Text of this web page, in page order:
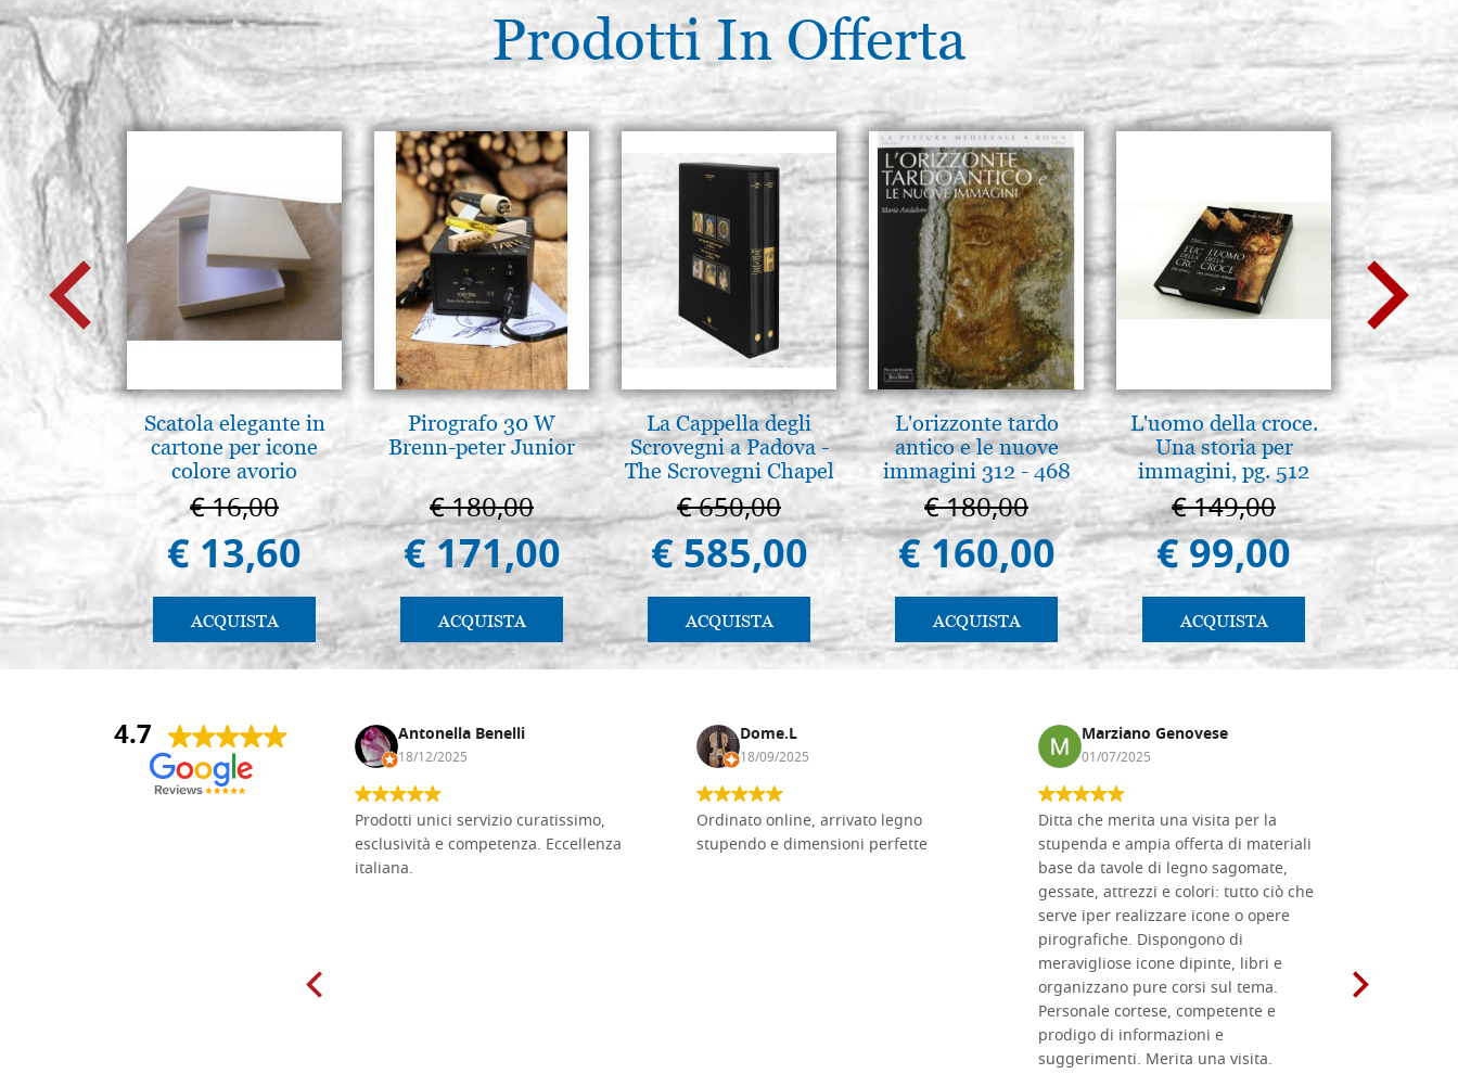
Prodotti In Offerta
Scatola elegante in
cartone per icone
colore avorio
€ 16,00
€ 13,60
ACQUISTA
Pirografo 30 W
Brenn-peter Junior
€ 180,00
€ 171,00
ACQUISTA
La Cappella degli
Scrovegni a Padova -
The Scrovegni Chapel
in Padua
€ 650,00
€ 585,00
ACQUISTA
L'orizzonte tardo
antico e le nuove
immagini 312 - 468
€ 180,00
€ 160,00
ACQUISTA
L'uomo della croce.
Una storia per
immagini, pg. 512
€ 149,00
€ 99,00
ACQUISTA
The
€
4.7
Andrea Monguzzi Antonella Benelli
18/12/2025
Prodotti unici servizio curatissimo,
esclusività e competenza. Eccellenza
italiana.
Dome.L
18/09/2025
Ordinato online, arrivato legno
stupendo e dimensioni perfette
Marziano Genovese
01/07/2025
Ditta che merita una visita per la
stupenda e ampia offerta di materiali
base da tavole di legno sagomate,
gessate, attrezzi e colori: tutto ciò che
serve iper realizzare icone o opere
pirografiche. Dispongono di
meravigliose icone dipinte, libri e
organizzano pure corsi sul tema.
Personale cortese, competente e
prodigo di informazioni e
suggerimenti. Merita una visita.